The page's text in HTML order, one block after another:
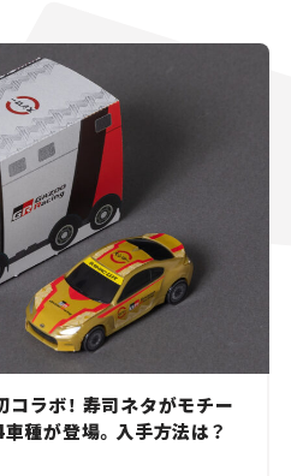
ラボ！ 寿司ネタがモチー
種が登場。入手方法は？